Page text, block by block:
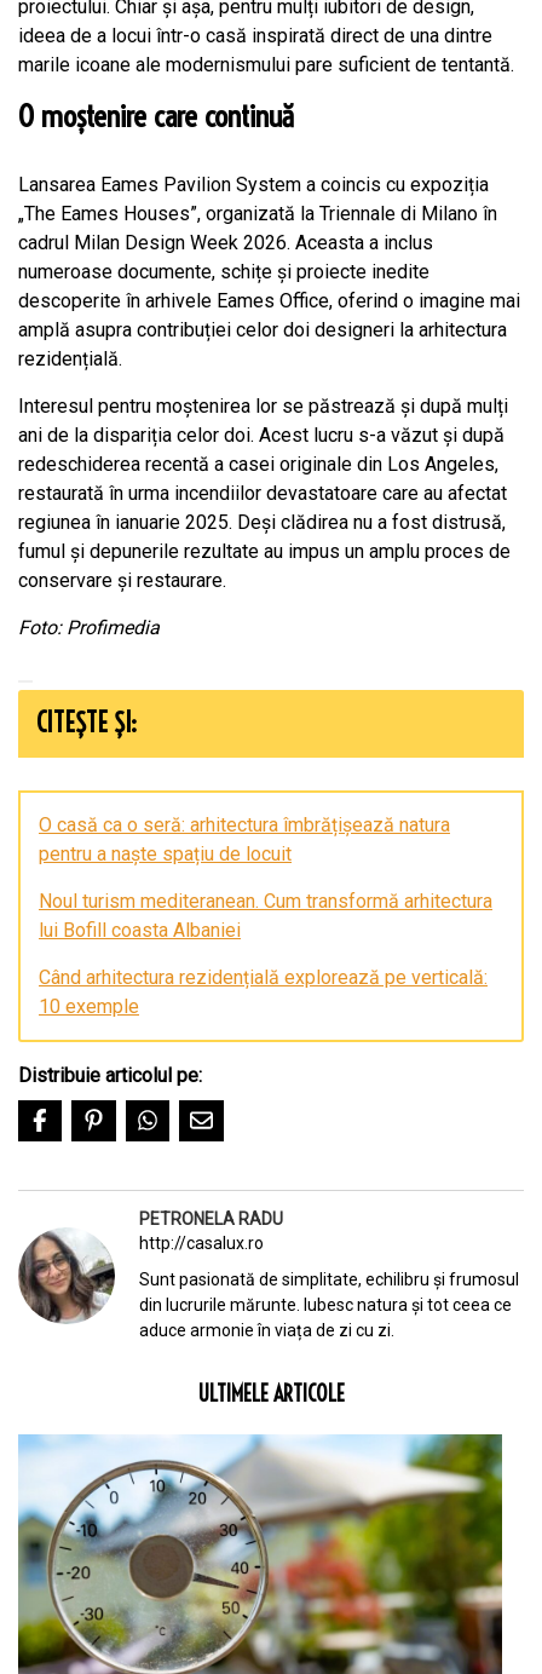
proiectului. Chiar și așa, pentru mulți iubitori de design,
ideea de a locui într-o casă inspirată direct de una dintre
marile icoane ale modernismului pare suficient de tentantă.
O moștenire care continuă
Lansarea Eames Pavilion System a coincis cu expoziția
„The Eames Houses”, organizată la Triennale di Milano în
cadrul Milan Design Week 2026. Aceasta a inclus
numeroase documente, schițe și proiecte inedite
descoperite în arhivele Eames Office, oferind o imagine mai
amplă asupra contribuției celor doi designeri la arhitectura
rezidențială.
Interesul pentru moștenirea lor se păstrează și după mulți
ani de la dispariția celor doi. Acest lucru s-a văzut și după
redeschiderea recentă a casei originale din Los Angeles,
restaurată în urma incendiilor devastatoare care au afectat
regiunea în ianuarie 2025. Deși clădirea nu a fost distrusă,
fumul și depunerile rezultate au impus un amplu proces de
conservare și restaurare.
Foto: Profimedia
CITEȘTE ȘI:
O casă ca o seră: arhitectura îmbrățișează natura
pentru a naște spațiu de locuit
Noul turism mediteranean. Cum transformă arhitectura
lui Bofill coasta Albaniei
Când arhitectura rezidențială explorează pe verticală:
10 exemple
Distribuie articolul pe:
PETRONELA RADU
http://casalux.ro
Sunt pasionată de simplitate, echilibru și frumosul
din lucrurile mărunte. Iubesc natura și tot ceea ce
aduce armonie în viața de zi cu zi.
ULTIMELE ARTICOLE